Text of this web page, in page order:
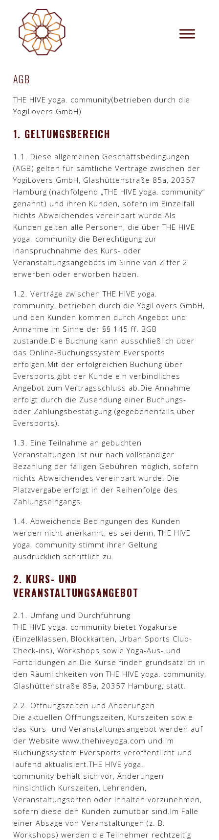
AGB
THE HIVE yoga. community(betrieben durch die
YogiLovers GmbH)
1. GELTUNGSBEREICH
1.1. Diese allgemeinen Geschäftsbedingungen
(AGB) gelten für sämtliche Verträge zwischen der
YogiLovers GmbH, Glashüttenstraße 85a, 20357
Hamburg (nachfolgend „THE HIVE yoga. community“
genannt) und ihren Kunden, sofern im Einzelfall
nichts Abweichendes vereinbart wurde.Als
Kunden gelten alle Personen, die über THE HIVE
yoga. community die Berechtigung zur
Inanspruchnahme des Kurs- oder
Veranstaltungsangebots im Sinne von Ziffer 2
erwerben oder erworben haben.
1.2. Verträge zwischen THE HIVE yoga.
community, betrieben durch die YogiLovers GmbH,
und den Kunden kommen durch Angebot und
Annahme im Sinne der §§ 145 ff. BGB
zustande.Die Buchung kann ausschließlich über
das Online-Buchungssystem Eversports
erfolgen.Mit der erfolgreichen Buchung über
Eversports gibt der Kunde ein verbindliches
Angebot zum Vertragsschluss ab.Die Annahme
erfolgt durch die Zusendung einer Buchungs-
oder Zahlungsbestätigung (gegebenenfalls über
Eversports).
1.3. Eine Teilnahme an gebuchten
Veranstaltungen ist nur nach vollständiger
Bezahlung der fälligen Gebühren möglich, sofern
nichts Abweichendes vereinbart wurde. Die
Platzvergabe erfolgt in der Reihenfolge des
Zahlungseingangs.
1.4. Abweichende Bedingungen des Kunden
werden nicht anerkannt, es sei denn, THE HIVE
yoga. community stimmt ihrer Geltung
ausdrücklich schriftlich zu.​
2. KURS- UND
VERANSTALTUNGSANGEBOT
2.1. Umfang und Durchführung
THE HIVE yoga. community bietet Yogakurse
(Einzelklassen, Blockkarten, Urban Sports Club-
Check-ins), Workshops sowie Yoga-Aus- und
Fortbildungen an.Die Kurse finden grundsätzlich in
den Räumlichkeiten von THE HIVE yoga. community,
Glashüttenstraße 85a, 20357 Hamburg, statt.​
2.2. Öffnungszeiten und Änderungen
Die aktuellen Öffnungszeiten, Kurszeiten sowie
das Kurs- und Veranstaltungsangebot werden auf
der Website www.thehiveyoga.com und im
Buchungssystem Eversports veröffentlicht und
laufend aktualisiert.THE HIVE yoga.
community behält sich vor, Änderungen
hinsichtlich Kurszeiten, Lehrenden,
Veranstaltungsorten oder Inhalten vorzunehmen,
sofern diese den Kunden zumutbar sind.Im Falle
einer Absage von Veranstaltungen (z. B.
Workshops) werden die Teilnehmer rechtzeitig